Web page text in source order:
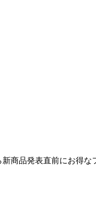
商品発表直前にお得な